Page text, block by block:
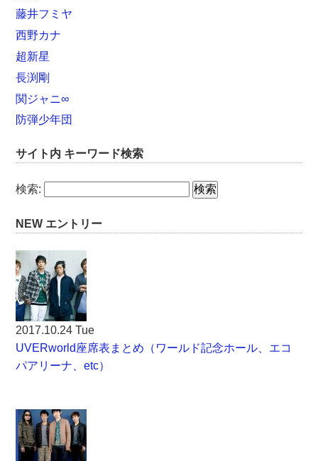
藤井フミヤ
西野カナ
超新星
長渕剛
関ジャニ∞
防弾少年団
サイト内 キーワード検索
検索:
NEW エントリー
2017.10.24 Tue
UVERworld座席表まとめ（ワールド記念ホール、エコ
パアリーナ、etc）